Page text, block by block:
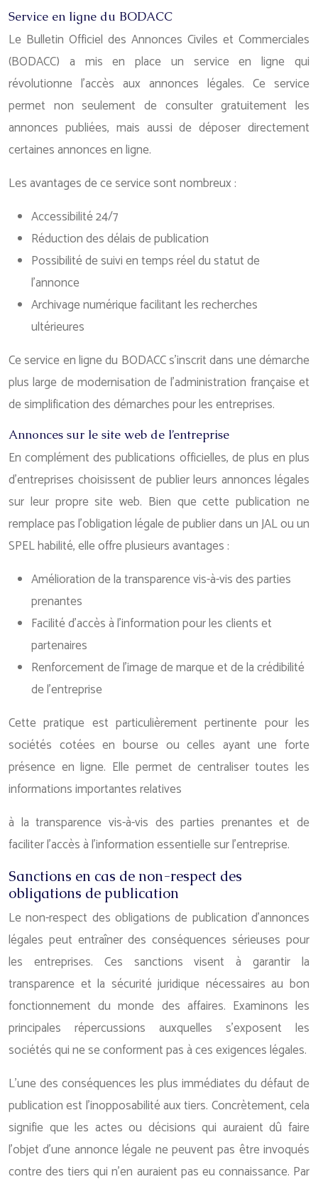
Service en ligne du BODACC
Le Bulletin Officiel des Annonces Civiles et Commerciales
(BODACC) a mis en place un service en ligne qui
révolutionne l’accès aux annonces légales. Ce service
permet non seulement de consulter gratuitement les
annonces publiées, mais aussi de déposer directement
certaines annonces en ligne.
Les avantages de ce service sont nombreux :
Accessibilité 24/7
Réduction des délais de publication
Possibilité de suivi en temps réel du statut de
l’annonce
Archivage numérique facilitant les recherches
ultérieures
Ce service en ligne du BODACC s’inscrit dans une démarche
plus large de modernisation de l’administration française et
de simplification des démarches pour les entreprises.
Annonces sur le site web de l’entreprise
En complément des publications officielles, de plus en plus
d’entreprises choisissent de publier leurs annonces légales
sur leur propre site web. Bien que cette publication ne
remplace pas l’obligation légale de publier dans un JAL ou un
SPEL habilité, elle offre plusieurs avantages :
Amélioration de la transparence vis-à-vis des parties
prenantes
Facilité d’accès à l’information pour les clients et
partenaires
Renforcement de l’image de marque et de la crédibilité
de l’entreprise
Cette pratique est particulièrement pertinente pour les
sociétés cotées en bourse ou celles ayant une forte
présence en ligne. Elle permet de centraliser toutes les
informations importantes relatives
à la transparence vis-à-vis des parties prenantes et de
faciliter l’accès à l’information essentielle sur l’entreprise.
Sanctions en cas de non-respect des
obligations de publication
Le non-respect des obligations de publication d’annonces
légales peut entraîner des conséquences sérieuses pour
les entreprises. Ces sanctions visent à garantir la
transparence et la sécurité juridique nécessaires au bon
fonctionnement du monde des affaires. Examinons les
principales répercussions auxquelles s’exposent les
sociétés qui ne se conforment pas à ces exigences légales.
L’une des conséquences les plus immédiates du défaut de
publication est l’inopposabilité aux tiers. Concrètement, cela
signifie que les actes ou décisions qui auraient dû faire
l’objet d’une annonce légale ne peuvent pas être invoqués
contre des tiers qui n’en auraient pas eu connaissance. Par